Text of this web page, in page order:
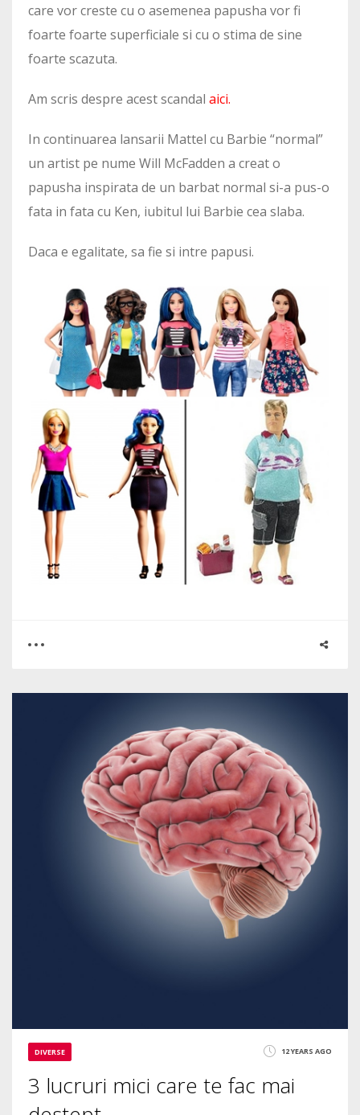
care vor creste cu o asemenea papusha vor fi
foarte foarte superficiale si cu o stima de sine
foarte scazuta.
Am scris despre acest scandal aici.
In continuarea lansarii Mattel cu Barbie “normal”
un artist pe nume Will McFadden a creat o
papusha inspirata de un barbat normal si-a pus-o
fata in fata cu Ken, iubitul lui Barbie cea slaba.
Daca e egalitate, sa fie si intre papusi.
DIVERSE 12 YEARS AGO
3 lucruri mici care te fac mai